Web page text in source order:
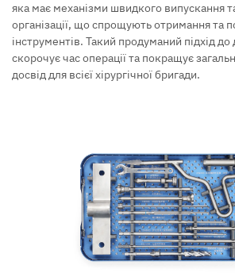
яка має механізми швидкого випускання
організації, що спрощують отримання та
інструментів. Такий продуманий підхід
скорочує час операції та покращує
досвід для всієї хірургічної бригади.